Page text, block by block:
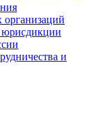
организаций
и